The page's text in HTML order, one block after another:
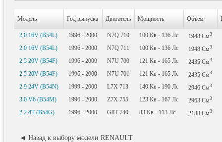
Модель Год выпуска Двигатель Мощность Объём
2.0 16V (B54L) 1996 - 2000 N7Q 710 100 Кв - 136 Лс 1948 См3
2.0 16V (B54L) 1996 - 2000 N7Q 711 100 Кв - 136 Лс 1948 См3
2.5 20V (B54F) 1996 - 2000 N7U 700 121 Кв - 165 Лс 2435 См3
2.5 20V (B54F) 1996 - 2000 N7U 701 121 Кв - 165 Лс 2435 См3
2.9 24V (B54N) 1999 - 2000 L7X 713 140 Кв - 190 Лс 2946 См3
3.0 V6 (B54M) 1996 - 2000 Z7X 755 123 Кв - 167 Лс 2963 См3
2.2 dT (B54G) 1996 - 2000 G8T 740 83 Кв - 113 Лс 2188 См3
◄ Назад к выбору модели RENAULT